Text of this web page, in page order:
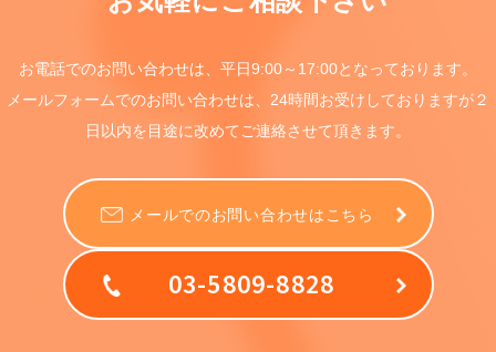
お電話でのお問い合わせは、 平日9:00～17:00となっております。
メールフォームでのお問い合わせは、 24時間お受けしておりますが２
日以内を目途に改めてご連絡させて頂きます。
メールでのお問い合わせはこちら
03-5809-8828